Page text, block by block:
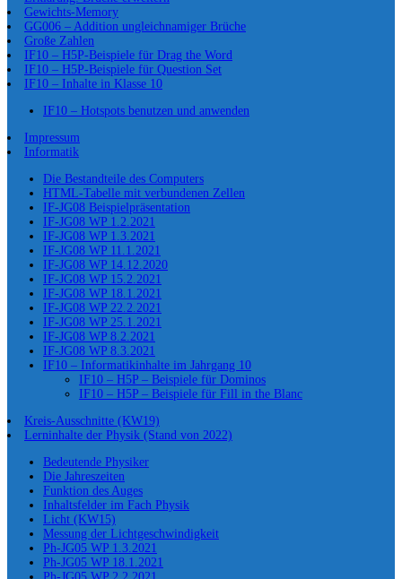
Gewichts-Memory
GG006 – Addition ungleichnamiger Brüche
Große Zahlen
IF10 – H5P-Beispiele für Drag the Word
IF10 – H5P-Beispiele für Question Set
IF10 – Inhalte in Klasse 10
IF10 – Hotspots benutzen und anwenden
Impressum
Informatik
Die Bestandteile des Computers
HTML-Tabelle mit verbundenen Zellen
IF-JG08 Beispielpräsentation
IF-JG08 WP 1.2.2021
IF-JG08 WP 1.3.2021
IF-JG08 WP 11.1.2021
IF-JG08 WP 14.12.2020
IF-JG08 WP 15.2.2021
IF-JG08 WP 18.1.2021
IF-JG08 WP 22.2.2021
IF-JG08 WP 25.1.2021
IF-JG08 WP 8.2.2021
IF-JG08 WP 8.3.2021
IF10 – Informatikinhalte im Jahrgang 10
IF10 – H5P – Beispiele für Dominos
IF10 – H5P – Beispiele für Fill in the Blanc
Kreis-Ausschnitte (KW19)
Lerninhalte der Physik (Stand von 2022)
Bedeutende Physiker
Die Jahreszeiten
Funktion des Auges
Inhaltsfelder im Fach Physik
Licht (KW15)
Messung der Lichtgeschwindigkeit
Ph-JG05 WP 1.3.2021
Ph-JG05 WP 18.1.2021